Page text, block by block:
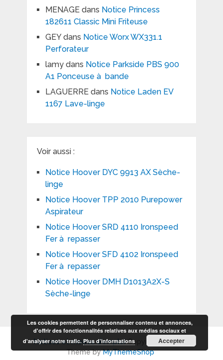
MENAGEdans Notice Princess
182611 Classic Mini Friteuse
GEYdans Notice Worx WX331.1
Perforateur
lamydans Notice Parkside PBS 900
A1 Ponceuse à bande
LAGUERREdans Notice Laden EV
1167 Lave-linge
Voir aussi :
Notice Hoover DYC 9913 AX Sèche-
linge
Notice Hoover TPP 2010 Purepower
Aspirateur
Notice Hoover SRD 4110 Ironspeed
Fer à repasser
Notice Hoover SFD 4102 Ironspeed
Fer à repasser
Notice Hoover DMH D1013A2X-S
Sèche-linge
Notices et modes d'emploiCopyright © 2026.
Theme byMyThemeShop
Les cookies permettent de personnaliser contenu et annonces,
d'offrir des fonctionnalités relatives aux médias sociaux et
d'analyser notre trafic.Plus d’informations Accepter